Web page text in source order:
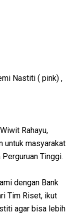
Nastiti ( pink) ,
Rahayu,
untuk masyarakat
Tinggi.
dengan Bank
Tim Riset, ikut
agar bisa lebih